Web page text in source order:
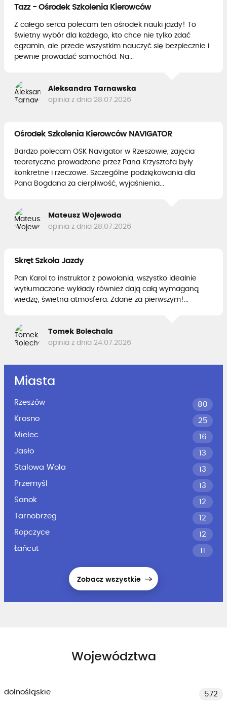
Tazz - Ośrodek Szkolenia Kierowców
Z całego serca polecam ten ośrodek nauki jazdy! To
świetny wybór dla każdego, kto chce nie tylko zdać
egzamin, ale przede wszystkim nauczyć się bezpiecznie i
pewnie prowadzić samochód. Na...
Aleksandra Tarnawska
opinia z dnia 28.07.2026
Ośrodek Szkolenia Kierowców NAVIGATOR
Bardzo polecam OSK Navigator w Rzeszowie, zajęcia
teoretyczne prowadzone przez Pana Krzysztofa były
konkretne i rzeczowe. Szczególne podziękowania dla
Pana Bogdana za cierpliwość, wyjaśnienia...
Mateusz Wojewoda
opinia z dnia 28.07.2026
Skręt Szkoła Jazdy
Pan Karol to instruktor z powołania, wszystko idealnie
wytłumaczone wykłady również dają całą wymaganą
wiedzę, świetna atmosfera. Zdane za pierwszym!...
Tomek Bolechala
opinia z dnia 24.07.2026
Miasta
Rzeszów
80
Krosno
25
Mielec
16
Jasło
13
Stalowa Wola
13
Przemyśl
13
Sanok
12
Tarnobrzeg
12
Ropczyce
12
Łańcut
11
Zobacz wszystkie
Województwa
dolnośląskie
572